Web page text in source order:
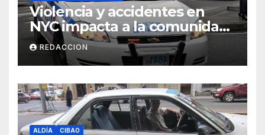
Violencia y accidentes en
NYC impacta a la comunidad
dominicana
REDACCION
ALDÍA CIBAO